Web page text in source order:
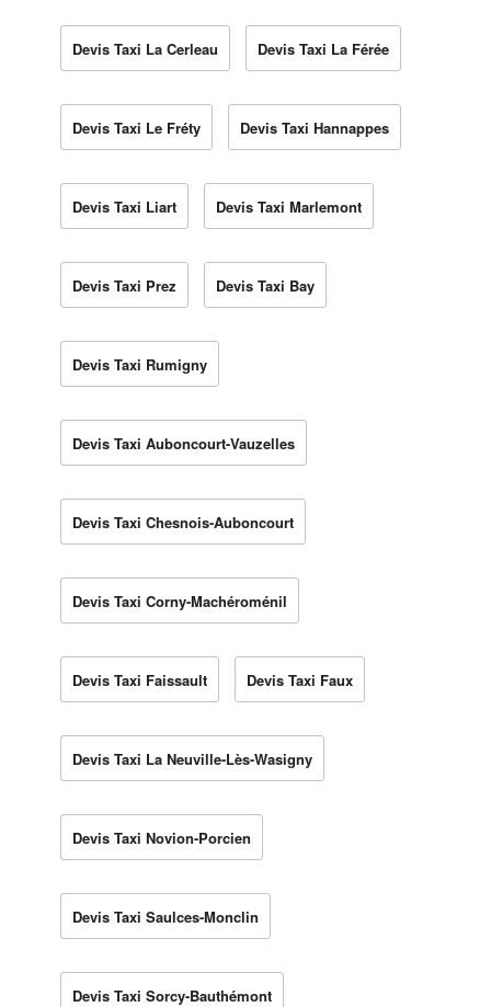
Devis Taxi La Cerleau Devis Taxi La Férée
Devis Taxi Le Fréty Devis Taxi Hannappes
Devis Taxi Liart Devis Taxi Marlemont
Devis Taxi Prez Devis Taxi Bay
Devis Taxi Rumigny
Devis Taxi Auboncourt-Vauzelles
Devis Taxi Chesnois-Auboncourt
Devis Taxi Corny-Machéroménil
Devis Taxi Faissault Devis Taxi Faux
Devis Taxi La Neuville-Lès-Wasigny
Devis Taxi Novion-Porcien
Devis Taxi Saulces-Monclin
Devis Taxi Sorcy-Bauthémont